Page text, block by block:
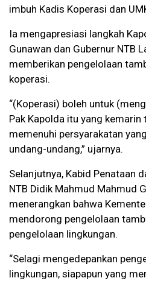
imbuh Kadis Koperasi dan
Ia mengapresiasi langkah
Gunawan dan Gubernur NTB
memberikan pengelolaan
koperasi.
“(Koperasi) boleh untuk
Pak Kapolda itu yang
memenuhi persyarakatan
undang-undang,” ujarnya.
Selanjutnya, Kabid Penataan
NTB Didik Mahmud Mahmud
menerangkan bahwa
mendorong pengelolaan
pengelolaan lingkungan.
“Selagi mengedepankan
lingkungan, siapapun yang